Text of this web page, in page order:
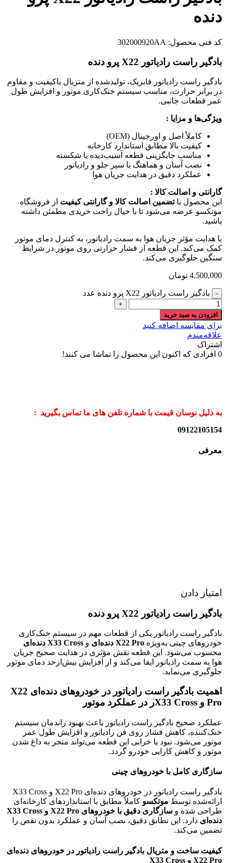
دنده
کد فنی محصول: 302000920AA
بادگیر راست رادیاتور X22 پرو دنده
بادگیر راست رادیاتور فابریک، تولیدشده از متریال باکیفیت و مقاوم
در برابر حرارت، مناسب سیستم خنک‌کاری موتور و افزایش طول
عمر قطعات جانبی.
ویژگی‌ها و مزایا :
کاملاً اصل و اورجینال (OEM)
کیفیت بالا مطابق استاندارد کارخانه
مناسب جایگزینی قطعه آسیب‌دیده یا شکسته
نصب آسان و هماهنگ با سپر جلو و رادیاتور
عملکرد دقیق در هدایت جریان هوا
گارانتی و اصالت کالا :
این محصول باتضمین اصالت کالا و گارانتی کیفیت از فروشگاه
موتکسو عرضه می‌شود تا با خیال راحت خریدی مطمئن داشته
باشید.
با هدایت مؤثر جریان هوا به سمت رادیاتور، به کنترل دمای موتور
کمک می‌کند. این قطعه از فشار حرارتی روی موتور در شرایط
سنگین جلوگیری می‌کند.
4,500,000 تومان
بادگیر راست رادیاتور X22 پرو دنده عدد
افزودن به سبد خرید
برای مقایسه اضافه کنید
علاقه‌مندم
اشتراک
0 افرادی که اکنون این محصول را تماشا می کنند!
به دلیل نوسان قیمت با شماره تلفن های ما تماس بگیرید :
09122105154
معرفی
امتیاز دادن
بادگیر راست رادیاتور X22 پرو دنده
بادگیر راست رادیاتور یکی از قطعات مهم در سیستم خنک‌کاری
خودروهای چینی به‌ویژه X22 Pro دنده‌ای و X33 Cross دنده‌ای
محسوب می‌شود. این قطعه نقش مؤثری در هدایت صحیح جریان
هوا به سمت رادیاتور ایفا می‌کند و از افزایش بیش‌ازحد دمای موتور
جلوگیری می‌نماید.
اهمیت بادگیر راست رادیاتور در خودروهای دنده‌ای X22
Pro و X33 Crossر در عملکرد موتور
عملکرد صحیح بادگیر راست رادیاتور باعث بهبود راندمان سیستم
خنک‌کننده، کاهش فشار روی فن رادیاتور و افزایش طول عمر
موتور می‌شود. نبود یا خرابی این قطعه می‌تواند منجر به داغ شدن
موتور و کاهش کارایی خودرو گردد.
سازگاری کامل با خودروهای چینی
بادگیر راست رادیاتور در خودروهای دنده‌ای X22 Pro و X33 Cross
ارائه‌شده توسط موتکسو کاملاً مطابق با استانداردهای کارخانه‌ای
طراحی شده و
سازگاری دقیق با خودروهای X22 Pro و X33 Cross
دنده‌ای دارد. این تطابق دقیق، نصب آسان و عملکرد بدون نقص را
تضمین می‌کند.
کیفیت ساخت و متریال بادگیر راست رادیاتور در خودروهای دنده‌ای
X22 Pro و X33 Cross